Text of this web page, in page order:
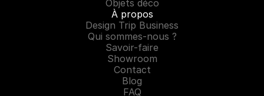
Objets déco
À propos
Design Trip Business
Qui sommes-nous ?
Savoir-faire
Showroom
Contact
Blog
FAQ